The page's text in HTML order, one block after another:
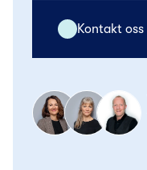
Kontakt oss